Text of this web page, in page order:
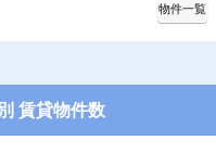
物件一覧
賃貸物件数